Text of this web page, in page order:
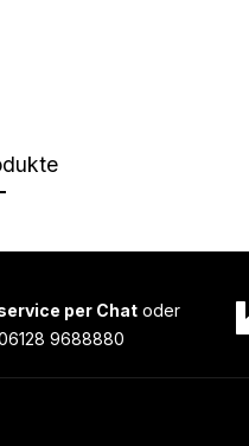
per Chat oder
9688880